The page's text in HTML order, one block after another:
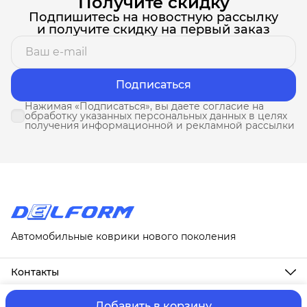
Подпишитесь на новостную рассылку
и получите скидку на первый заказ
Подписаться
Нажимая «Подписаться», вы даете согласие на
обработку указанных персональных данных в целях
получения информационной и рекламной рассылки
Автомобильные коврики нового поколения
Контакты
Адрес
г. Москва, ул. Новослободская, д. 20, 1А